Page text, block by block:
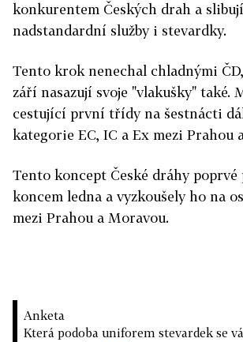
konkurentem Českých drah a slibují
nadstandardní služby i stevardky.
Tento krok nenechal chladnými
září nasazují svoje "vlakušky" také.
cestující první třídy na šestnácti
kategorie EC, IC a Ex mezi Prahou
Tento koncept České dráhy
koncem ledna a vyzkoušely ho na
mezi Prahou a Moravou.
Anketa
Která podoba uniforem stevardek se